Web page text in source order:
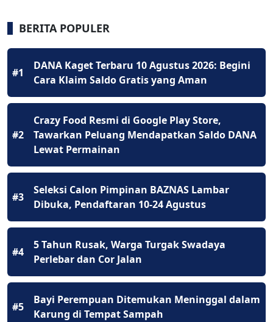
BERITA POPULER
#1
DANA Kaget Terbaru 10 Agustus 2026: Begini
Cara Klaim Saldo Gratis yang Aman
#2
Crazy Food Resmi di Google Play Store,
Tawarkan Peluang Mendapatkan Saldo DANA
Lewat Permainan
#3
Seleksi Calon Pimpinan BAZNAS Lambar
Dibuka, Pendaftaran 10-24 Agustus
#4
5 Tahun Rusak, Warga Turgak Swadaya
Perlebar dan Cor Jalan
#5
Bayi Perempuan Ditemukan Meninggal dalam
Karung di Tempat Sampah